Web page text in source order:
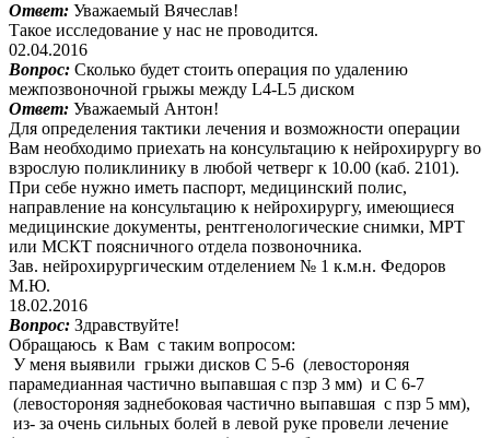
Ответ: Уважаемый Вячеслав!
Такое исследование у нас не проводится.
02.04.2016
Вопрос: Сколько будет стоить операция по удалению
межпозвоночной грыжы между L4-L5 диском
Ответ: Уважаемый Антон!
Для определения тактики лечения и возможности операции
Вам необходимо приехать на консультацию к нейрохирургу во
взрослую поликлинику в любой четверг к 10.00 (каб. 2101).
При себе нужно иметь паспорт, медицинский полис,
направление на консультацию к нейрохирургу, имеющиеся
медицинские документы, рентгенологические снимки, МРТ
или МСКТ поясничного отдела позвоночника.
Зав. нейрохирургическим отделением № 1 к.м.н. Федоров
М.Ю.
18.02.2016
Вопрос: Здравствуйте!
Обращаюсь к Вам с таким вопросом:
У меня выявили грыжи дисков С 5-6 (левостороняя
парамедианная частично выпавшая с пзр 3 мм) и С 6-7
(левостороняя заднебоковая частично выпавшая с пзр 5 мм),
из- за очень сильных болей в левой руке провели лечение